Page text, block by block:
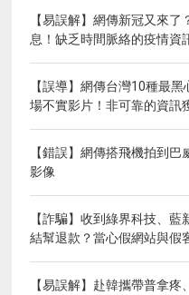
【易誤解】網傳新冠又來
息！缺乏時間脈絡的疫情資
【誤導】網傳台灣10種最
場不實影片！非可靠的資訊
【錯誤】網傳搭飛機拍到
影像
【詐騙】收到綠界科技、
結幫退款？當心假網站與假
【易誤解】赴韓攜帶普拿